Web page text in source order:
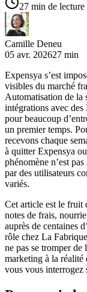
27 min de lecture
Camille Deneu
05 avr. 202627 min
Expensya s’est
visibles du marché
Automatisation de la
intégrations avec des
pour beaucoup
un premier temps.
recevons chaque
à quitter Expensya
phénomène n’est
par des utilisateurs
variés.
Cet article est le fruit
notes de frais,
auprès de centaines
rôle chez La
ne pas se tromper
marketing à la réalité
vous vous interrogez